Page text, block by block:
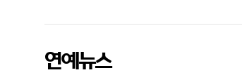
연예뉴스